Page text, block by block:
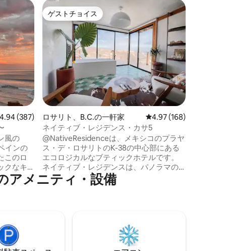
ュー387件、5つ星中4.94つ星の平均評価
4.94 (387)
風の
このロ
クなキ
夢のよ
良い薪
ベッ
夕焼
ださ
ゲストチョイス
ゲストチョイス
ロサリト、B.C.の一軒家 レビュー168件、5つ
4.97 (168)
ネイティブ・レジデンス・カサ5
@NativeResidenceは、メキシコのプラヤ
ス・デ・ロサリトのK-38の中心部にある
エコロジカルなブティックホテルです。
ネイティブ・レジデンスは、パノラマの
海の景色となだらかな山々に魅了され、
現代の忙しい生活から離れることができ
ろいだりできます。 スパサービス、ヨガ
クラス、サーフィンレッスン、ロマンス
パッケージ、誕生日パッケージをご用意
アメニティ・設備